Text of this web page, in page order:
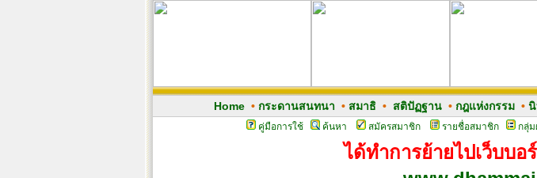
Home• กระดานสนทนา • สมาธิ• สติปัฏฐาน• กฎแห่งกรรม•
คู่มือการใช้ ค้นหา สมัครสมาชิก รายชื่อสมาชิก กลุ่
ได้ทำการย้ายไปเว็บบ